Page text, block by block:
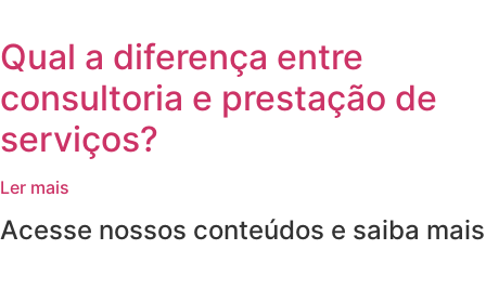
Qual a diferença entre
consultoria e prestação de
serviços?
Ler mais
Acesse nossos conteúdos e saiba mais